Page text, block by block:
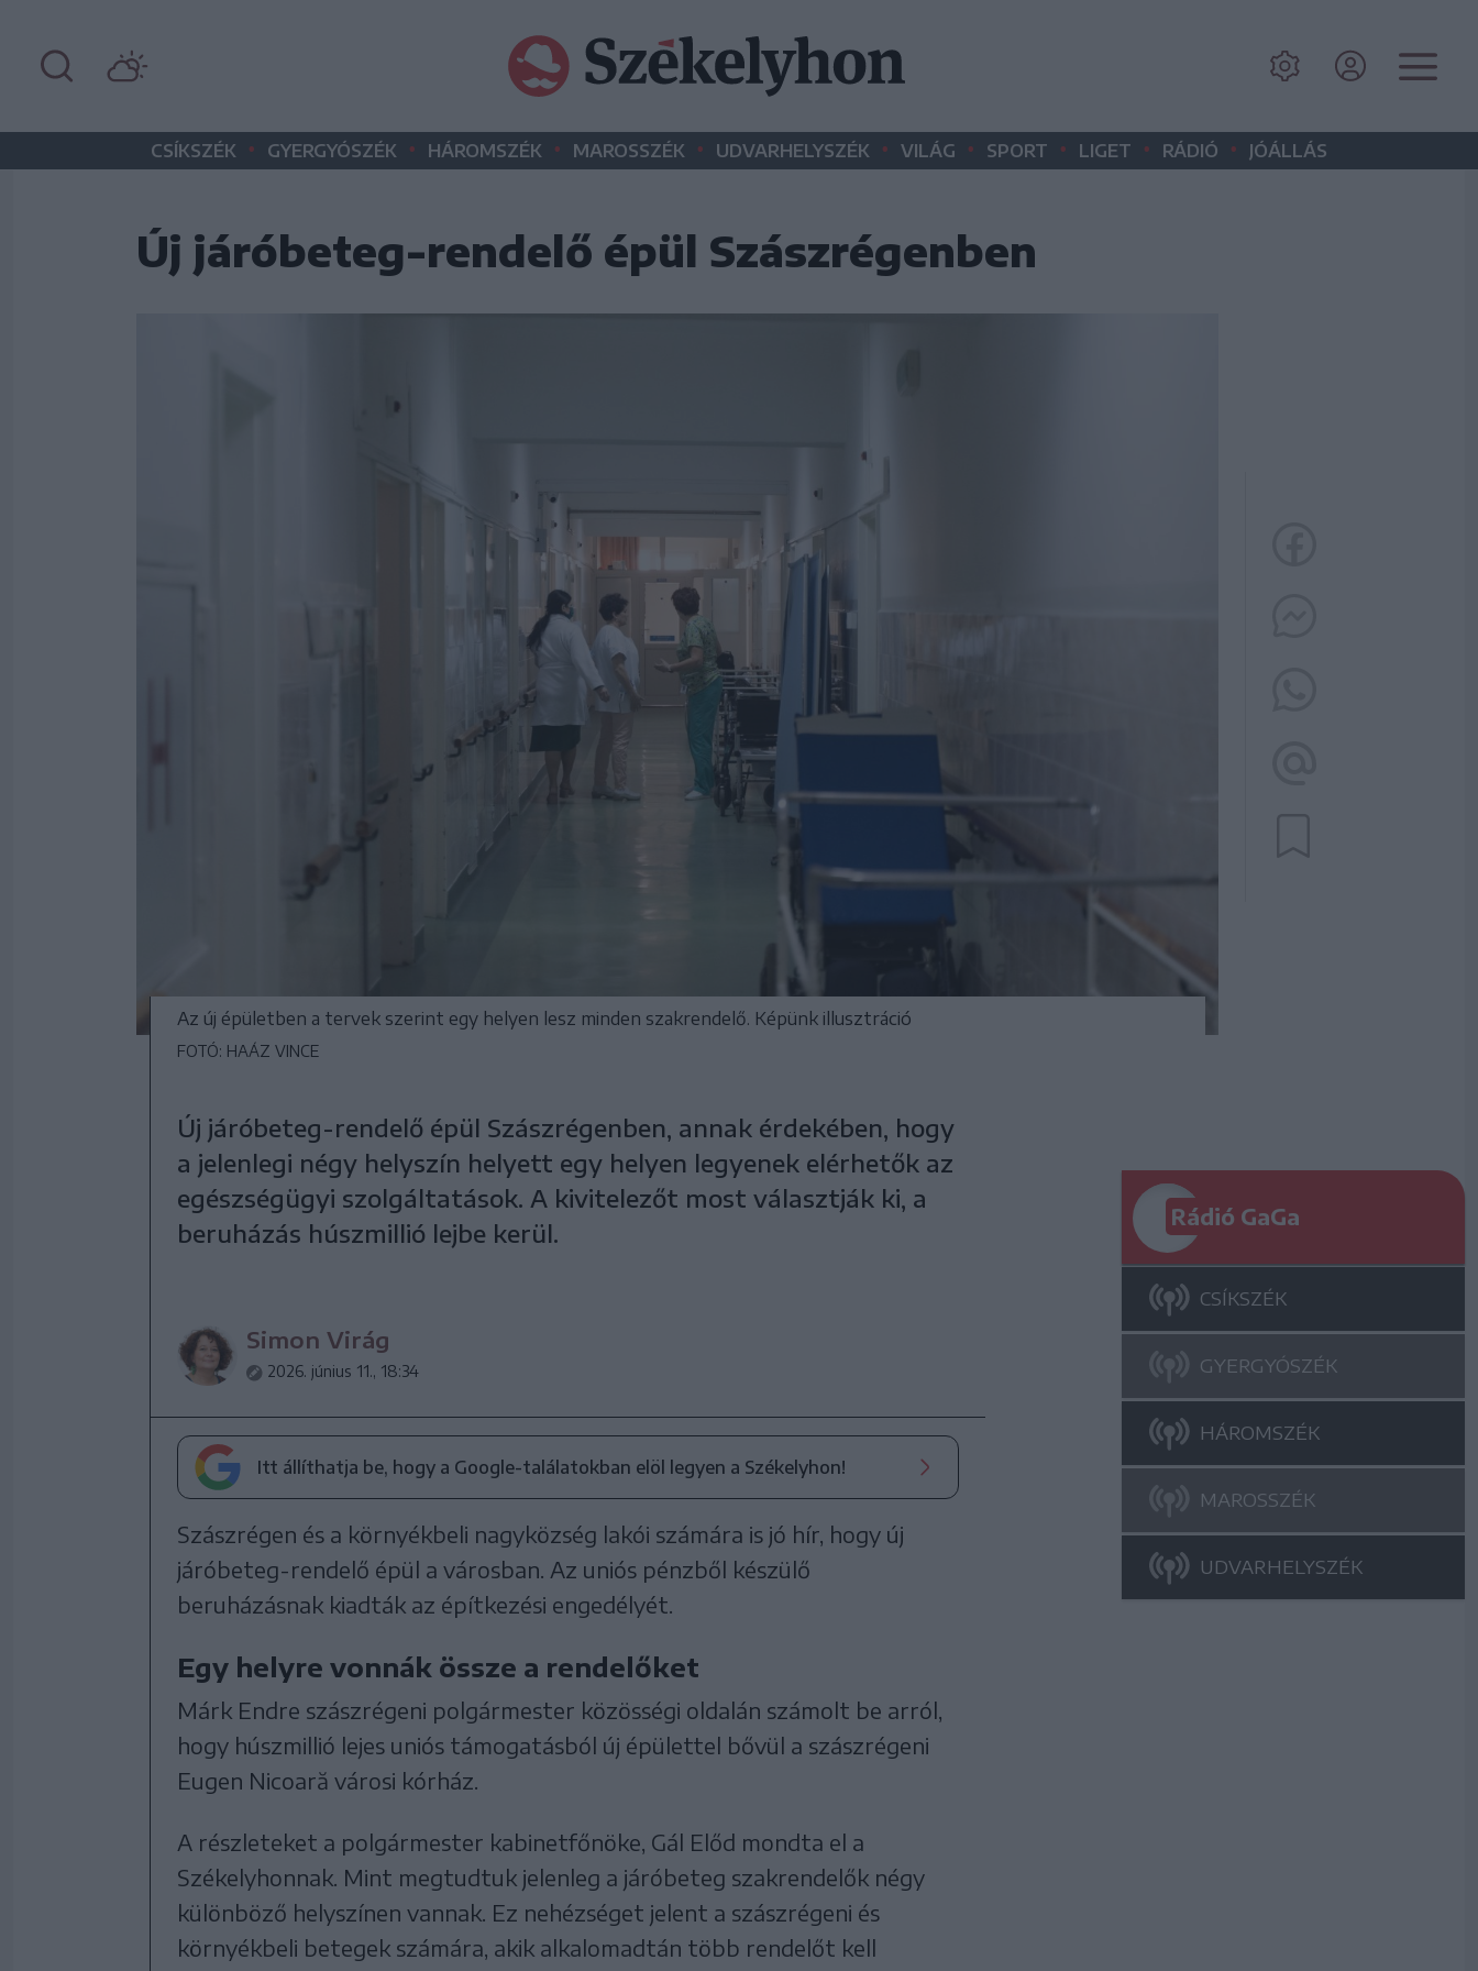
CSÍKSZÉK • GYERGYÓSZÉK • HÁROMSZÉK • MAROSSZÉK • UDVARHELYSZÉK • VILÁG • SPORT • LIGET • RÁDIÓ • JÓÁLLÁS
Új járóbeteg-rendelő épül Szászrégenben
Az új épületben a tervek szerint egy helyen lesz minden szakrendelő. Képünk illusztráció
FOTÓ: HAÁZ VINCE
Új járóbeteg-rendelő épül Szászrégenben, annak érdekében, hogy
a jelenlegi négy helyszín helyett egy helyen legyenek elérhetők az
egészségügyi szolgáltatások. A kivitelezőt most választják ki, a
beruházás húszmillió lejbe kerül.
Simon Virág
2026. június 11., 18:34
Itt állíthatja be, hogy a Google-találatokban elöl legyen a Székelyhon!
Szászrégen és a környékbeli nagyközség lakói számára is jó hír, hogy új
járóbeteg-rendelő épül a városban. Az uniós pénzből készülő
beruházásnak kiadták az építkezési engedélyét.
Egy helyre vonnák össze a rendelőket
Márk Endre szászrégeni polgármester közösségi oldalán számolt be arról,
hogy húszmillió lejes uniós támogatásból új épülettel bővül a szászrégeni
Eugen Nicoară városi kórház.
A részleteket a polgármester kabinetfőnöke, Gál Előd mondta el a
Székelyhonnak. Mint megtudtuk jelenleg a járóbeteg szakrendelők négy
különböző helyszínen vannak. Ez nehézséget jelent a szászrégeni és
környékbeli betegek számára, akik alkalomadtán több rendelőt kell
Rádió GaGa
CSÍKSZÉK
GYERGYÓSZÉK
HÁROMSZÉK
MAROSSZÉK
UDVARHELYSZÉK